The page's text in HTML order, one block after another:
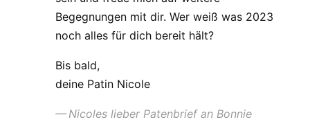
Begegnungen mit dir. Wer weiß was 2023
noch alles für dich bereit hält?
Bis bald,
deine Patin Nicole
Nicoles lieber Patenbrief an Bonnie